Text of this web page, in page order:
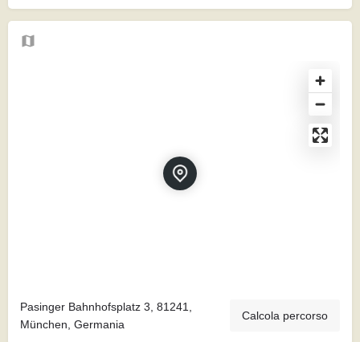
Pasinger Bahnhofsplatz 3, 81241,
München, Germania
Calcola percorso